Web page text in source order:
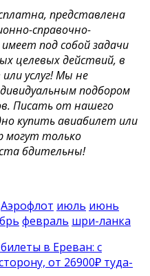
представлена
справочно-
под собой задачи
целевых действий, в
услуг! Мы не
подбором
Писать от нашего
купить авиабилет или
могут только
бдительны!
Аэрофлот июль июнь
февраль шри-ланка
в Ереван: с
от 26900₽ туда-